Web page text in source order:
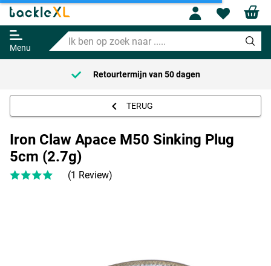
Menu
Ik
ben
op
zoek
naar
Profile
Iron Claw Apace M50 Sinking Plug
5cm (2.7g)
Adviesprijs
8.95
4.95
Retourtermijn van 50 dagen
TERUG
Iron Claw Apace M50 Sinking Plug
5cm (2.7g)
(1 Review)